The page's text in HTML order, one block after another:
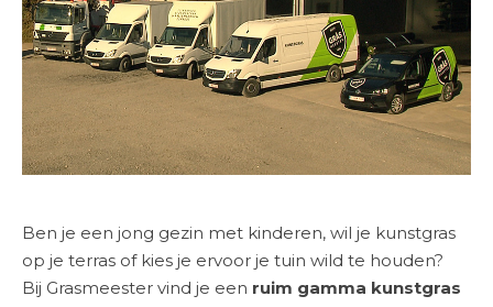
Ben je een jong gezin met kinderen, wil je kunstgras
op je terras of kies je ervoor je tuin wild te houden?
Bij Grasmeester vind je een ruim gamma kunstgras